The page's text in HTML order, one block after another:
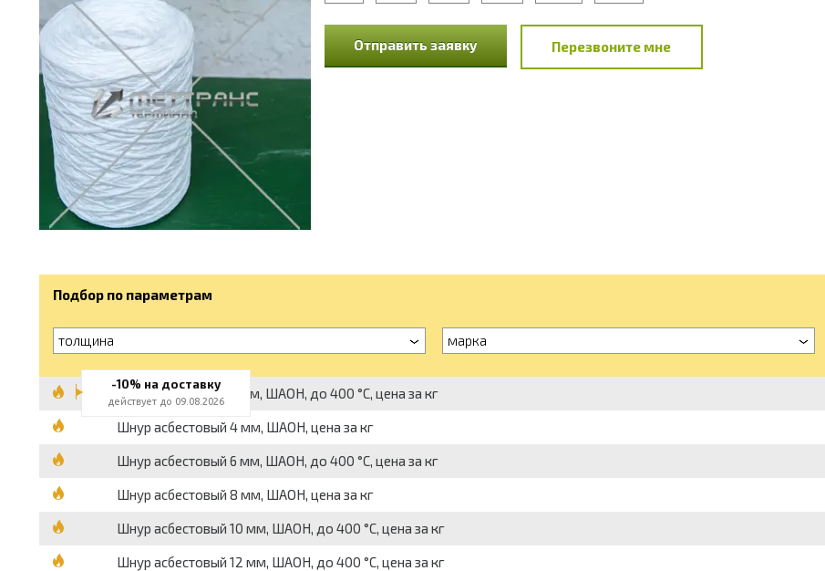
Отправить заявку Перезвоните мне
Подбор по параметрам
толщина марка
Шнур асбестовый 3 мм, ШАОН, до 400 °С, цена за кг
Шнур асбестовый 4 мм, ШАОН, цена за кг
Шнур асбестовый 6 мм, ШАОН, до 400 °С, цена за кг
Шнур асбестовый 8 мм, ШАОН, цена за кг
Шнур асбестовый 10 мм, ШАОН, до 400 °С, цена за кг
Шнур асбестовый 12 мм, ШАОН, до 400 °С, цена за кг
-10% на доставку
действует до 09.08.2026